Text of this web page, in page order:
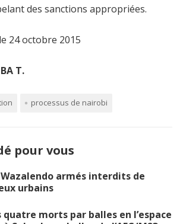
des sanctions appropriées.
24 octobre 2015
T.
processus de nairobi
pour vous
Wazalendo armés interdits de
urbains
quatre morts par balles en l’espace